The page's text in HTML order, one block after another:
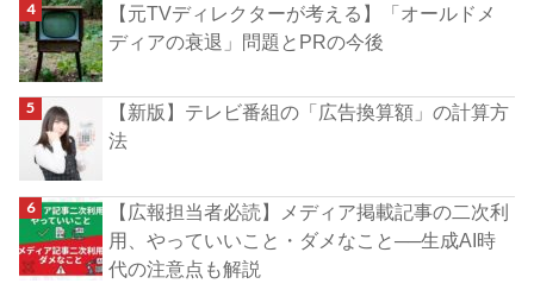
【元TVディレクターが考える】「オールドメ
ディアの衰退」問題とPRの今後
【新版】テレビ番組の「広告換算額」の計算方
法
【広報担当者必読】メディア掲載記事の二次利
用、やっていいこと・ダメなこと──生成AI時
代の注意点も解説